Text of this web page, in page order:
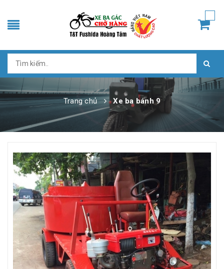
Trang chủ Xe ba bánh 9